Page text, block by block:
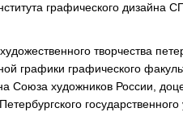
графического дизайна
творчества
графики графического
Союза художников России,
государственного